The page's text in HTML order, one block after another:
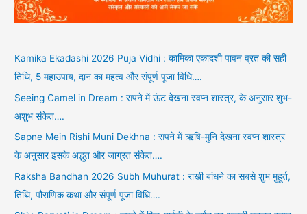
Kamika Ekadashi 2026 Puja Vidhi : कामिका एकादशी पावन व्रत की सही
तिथि, 5 महाउपाय, दान का महत्व और संपूर्ण पूजा विधि….
Seeing Camel in Dream : सपने में ऊंट देखना स्वप्न शास्त्र, के अनुसार शुभ-
अशुभ संकेत….
Sapne Mein Rishi Muni Dekhna : सपने में ऋषि-मुनि देखना स्वप्न शास्त्र
के अनुसार इसके अद्भुत और जाग्रत संकेत….
Raksha Bandhan 2026 Subh Muhurat : राखी बांधने का सबसे शुभ मुहूर्त,
तिथि, पौराणिक कथा और संपूर्ण पूजा विधि….